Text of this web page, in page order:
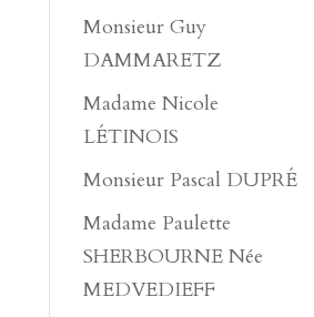
Monsieur Guy
DAMMARETZ
Madame Nicole
LÉTINOIS
Monsieur Pascal DUPRÉ
Madame Paulette
SHERBOURNE Née
MEDVEDIEFF